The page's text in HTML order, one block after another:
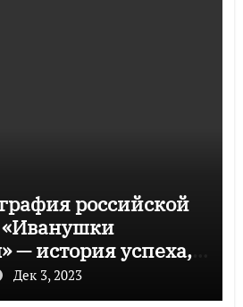
российской
— история успеха,
участников
Дек 3, 2023